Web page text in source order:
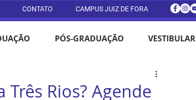
CONTATO CAMPUS JUIZ DE FORA
PÓS-GRADUAÇÃO VESTIBULAR
Rios? Agende